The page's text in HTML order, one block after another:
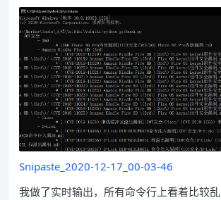
Snipaste_2020-12-17_00-03-46
我做了实时输出，所有命令行上看着比较乱